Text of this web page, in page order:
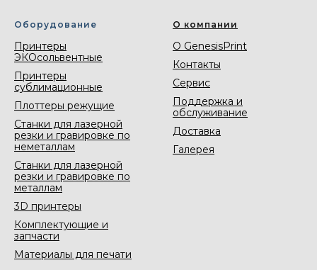
Оборудование
Принтеры
ЭКОсольвентные
Принтеры
сублимационные
Плоттеры режущие
Станки для лазерной
резки и гравировке по
неметаллам
Станки для лазерной
резки и гравировке по
металлам
3D принтеры
Комплектующие и
запчасти
Материалы для печати
О компании
О GenesisPrint
Контакты
Сервис
Поддержка и
обслуживание
Доставка
Галерея